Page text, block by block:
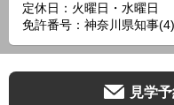
定休日：火曜日・水曜日
免許番号：神奈川県知事
見学